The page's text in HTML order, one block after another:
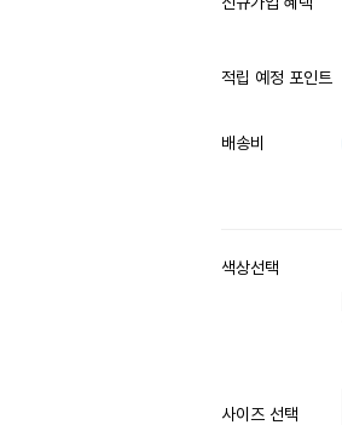
적립 예정 포인트
배송비
색상선택
사이즈 선택